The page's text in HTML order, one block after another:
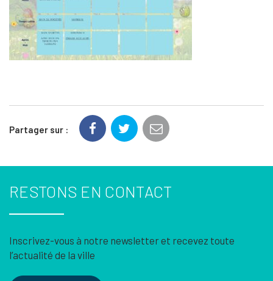
Partager sur :
RESTONS EN CONTACT
Inscrivez-vous à notre newsletter et recevez toute
l’actualité de la ville